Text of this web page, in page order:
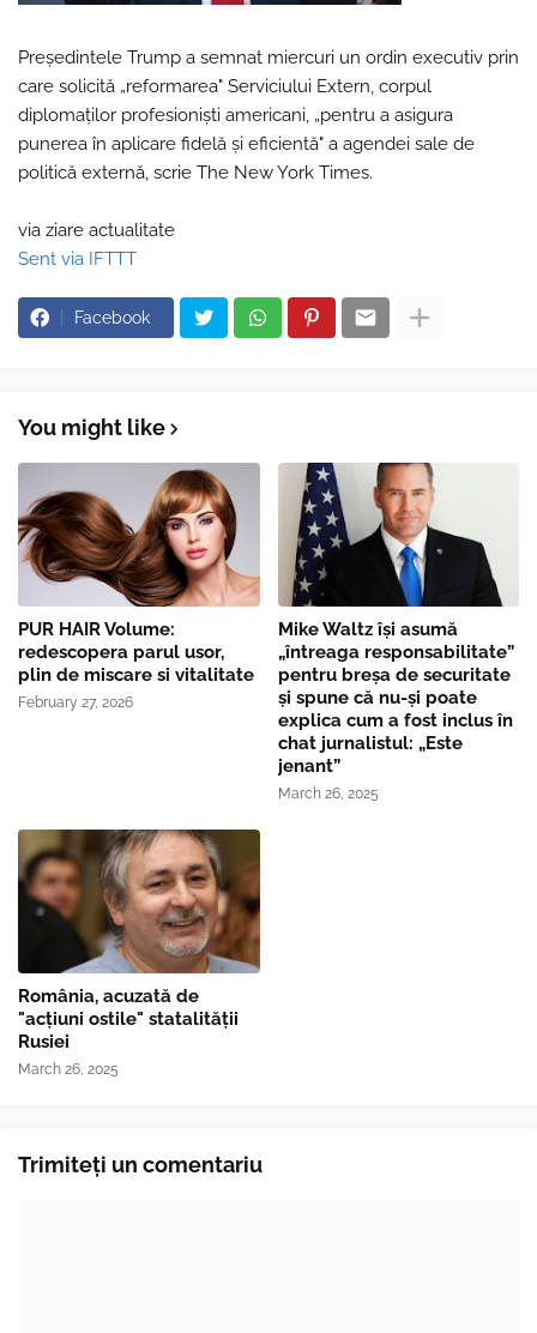
Preşedintele Trump a semnat miercuri un ordin executiv prin
care solicită „reformarea" Serviciului Extern, corpul
diplomaţilor profesionişti americani, „pentru a asigura
punerea în aplicare fidelă şi eficientă" a agendei sale de
politică externă, scrie The New York Times.
via ziare actualitate
Sent via IFTTT
Facebook
You might like
PUR HAIR Volume:
redescopera parul usor,
plin de miscare si vitalitate
February 27, 2026
Mike Waltz îşi asumă
„întreaga responsabilitate”
pentru breşa de securitate
și spune că nu-și poate
explica cum a fost inclus în
chat jurnalistul: „Este
jenant”
March 26, 2025
România, acuzată de
"acțiuni ostile" statalității
Rusiei
March 26, 2025
Trimiteți un comentariu